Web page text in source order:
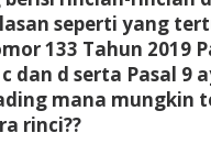
seperti yang
133 Tahun 2019
dan d serta Pasal 9
mana mungkin
rinci??